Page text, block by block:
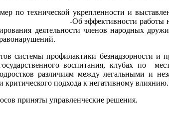
укрепленности и
работы народных дружин с
деятельности членов
правонарушений.
профилактики безнадзорности и
государственного воспитания, клубах
различиям между легальными и
и критического подхода к
приняты управленческие решения.